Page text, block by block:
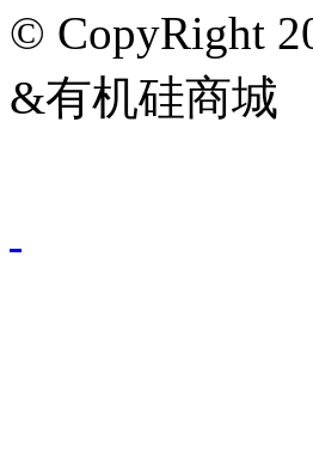
© CopyRight
&有机硅商城